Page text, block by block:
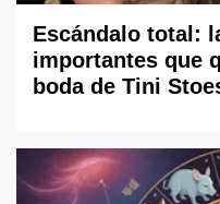
Escándalo total:
importantes que
boda de Tini